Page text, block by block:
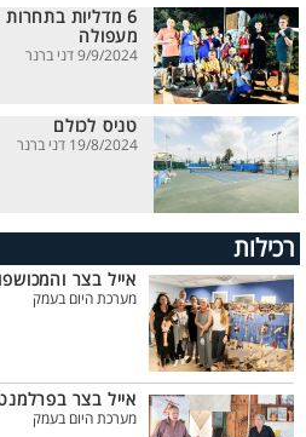
6 מדליות
מעפולה
9/9/2024 דני ברנר
טניס לכולם
19/8/2024 דני ברנר
רכילות
אייל בצר
מערכת היום בעמק
אייל בצר
מערכת היום בעמק